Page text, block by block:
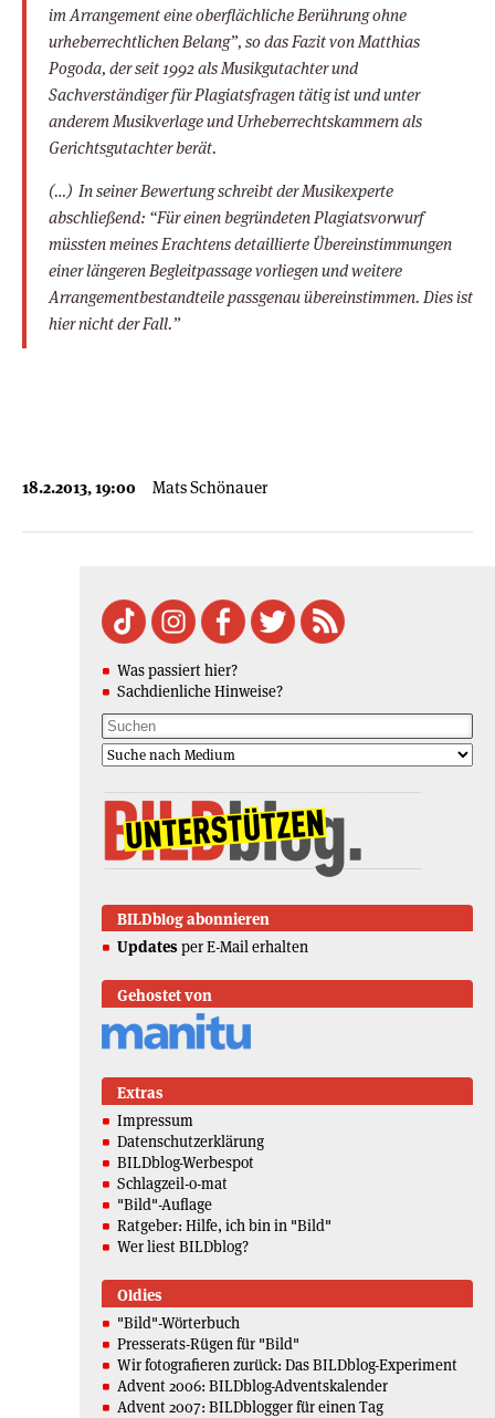
im Arrangement eine oberflächliche Berührung ohne
urheberrechtlichen Belang”, so das Fazit von Matthias
Pogoda, der seit 1992 als Musikgutachter und
Sachverständiger für Plagiatsfragen tätig ist und unter
anderem Musikverlage und Urheberrechtskammern als
Gerichtsgutachter berät.
(…) In seiner Bewertung schreibt der Musikexperte
abschließend: “Für einen begründeten Plagiatsvorwurf
müssten meines Erachtens detaillierte Übereinstimmungen
einer längeren Begleitpassage vorliegen und weitere
Arrangementbestandteile passgenau übereinstimmen. Dies ist
hier nicht der Fall.”
18.2.2013, 19:00 Mats Schönauer
Was passiert hier?
Sachdienliche Hinweise?
BILDblog abonnieren
Updates per E-Mail erhalten
Gehostet von
Extras
Impressum
Datenschutzerklärung
BILDblog-Werbespot
Schlagzeil-o-mat
"Bild"-Auflage
Ratgeber: Hilfe, ich bin in "Bild"
Wer liest BILDblog?
Oldies
"Bild"-Wörterbuch
Presserats-Rügen für "Bild"
Wir fotografieren zurück: Das BILDblog-Experiment
Advent 2006: BILDblog-Adventskalender
Advent 2007: BILDblogger für einen Tag